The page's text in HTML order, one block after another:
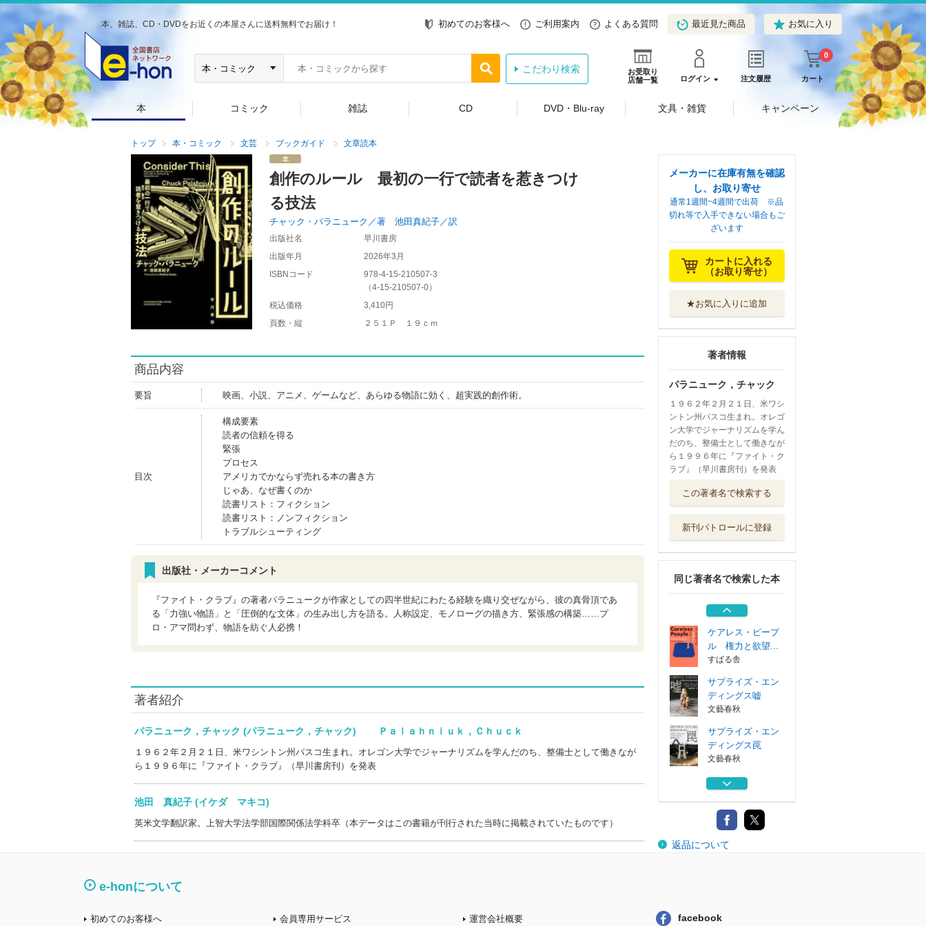
本、雑誌、CD・DVDをお近くの本屋さんに送料無料でお届け！ 初めてのお客様へ ご利用案内 よくある質問 最近見た商品 お気に入り
お受取り
店舗一覧
ログイン 注文履歴 カート
0
こだわり検索
本 コミック 雑誌 CD DVD・Blu-ray 文具・雑貨 キャンペーン
トップ 本・コミック 文芸 ブックガイド 文章読本
創作のルール 最初の一行で読者を惹きつけ
る技法
チャック・パラニューク／著 池田真紀子／訳
出版社名
早川書房
出版年月
2026年3月
ISBNコード
978-4-15-210507-3
（4-15-210507-0）
税込価格
3,410円
頁数・縦
２５１Ｐ １９ｃｍ
商品内容
要旨 映画、小説、アニメ、ゲームなど、あらゆる物語に効く、超実践的創作術。
目次
構成要素
読者の信頼を得る
緊張
プロセス
アメリカでかならず売れる本の書き方
じゃあ、なぜ書くのか
読書リスト：フィクション
読書リスト：ノンフィクション
トラブルシューティング
出版社・メーカーコメント
『ファイト・クラブ』の著者パラニュークが作家としての四半世紀にわたる経験を織り交ぜながら、彼の真骨頂であ
る「力強い物語」と「圧倒的な文体」の生み出し方を語る。人称設定、モノローグの描き方、緊張感の構築……プ
ロ・アマ問わず、物語を紡ぐ人必携！
著者紹介
パラニューク，チャック (パラニューク，チャック) Ｐａｌａｈｎｉｕｋ，Ｃｈｕｃｋ
１９６２年２月２１日、米ワシントン州パスコ生まれ。オレゴン大学でジャーナリズムを学んだのち、整備士として働きなが
ら１９９６年に『ファイト・クラブ』（早川書房刊）を発表
池田 真紀子 (イケダ マキコ)
英米文学翻訳家。上智大学法学部国際関係法学科卒（本データはこの書籍が刊行された当時に掲載されていたものです）
メーカーに在庫有無を確認
し、お取り寄せ
通常1週間~4週間で出荷 ※品
切れ等で入手できない場合もご
ざいます
カートに入れる
（お取り寄せ）
★お気に入りに追加
著者情報
パラニューク，チャック
１９６２年２月２１日、米ワシ
ントン州パスコ生まれ。オレゴ
ン大学でジャーナリズムを学ん
だのち、整備士として働きなが
ら１９９６年に『ファイト・ク
ラブ』（早川書房刊）を発表
この著者名で検索する
新刊パトロールに登録
同じ著者名で検索した本
ディングス罠
怪物 上
怪物 下
講談社
ケアレス・ピープ
ル 権力と欲望...
すばる舎
サプライズ・エン
ディングス嘘
文藝春秋
サプライズ・エン
ディングス罠
文藝春秋
怪物 上
怪物 下
講談社
返品について
e-honについて
初めてのお客様へ 会員専用サービス 運営会社概要 facebook